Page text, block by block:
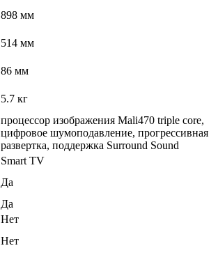
898 мм
514 мм
86 мм
5.7 кг
процессор изображения Mali470 triple core,
цифровое шумоподавление, прогрессивная
развертка, поддержка Surround Sound
Smart TV
Да
Да
Нет
Нет